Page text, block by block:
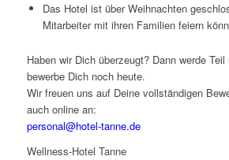
Das Hotel ist über Weihnachten
Mitarbeiter mit ihren Familien feiern
Haben wir Dich überzeugt? Dann werde
bewerbe Dich noch heute.
Wir freuen uns auf Deine vollständigen
auch online an:
personal@hotel-tanne.de
Wellness-Hotel Tanne